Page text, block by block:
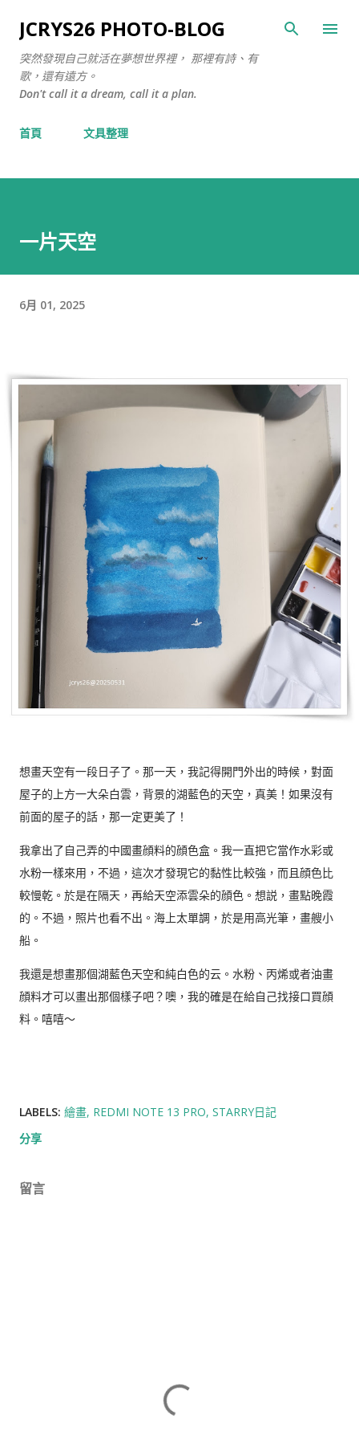
跳至主要內容
JCRYS26 PHOTO-BLOG
突然發現自己就活在夢想世界裡， 那裡有詩、有
歌，還有遠方。
Don't call it a dream, call it a plan.
首頁 文具整理
一片天空
6月 01, 2025
想畫天空有一段日子了。那一天，我記得開門外出的時候，對面
屋子的上方一大朵白雲，背景的湖藍色的天空，真美！如果沒有
前面的屋子的話，那一定更美了！
我拿出了自己弄的中國畫顔料的顔色盒。我一直把它當作水彩或
水粉一樣來用，不過，這次才發現它的黏性比較強，而且顔色比
較慢乾。於是在隔天，再給天空添雲朵的顔色。想説，畫點晚霞
的。不過，照片也看不出。海上太單調，於是用高光筆，畫艘小
船。
我還是想畫那個湖藍色天空和純白色的云。水粉、丙烯或者油畫
顔料才可以畫出那個樣子吧？噢，我的確是在給自己找接口買顔
料。嘻嘻～
LABELS: 繪畫 REDMI NOTE 13 PRO STARRY日記
分享
留言